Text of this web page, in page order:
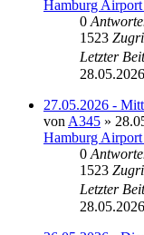
Hamburg
0
1523
Letzter
27.05.2026 -
von A345 »
Hamburg
0
1523
Letzter